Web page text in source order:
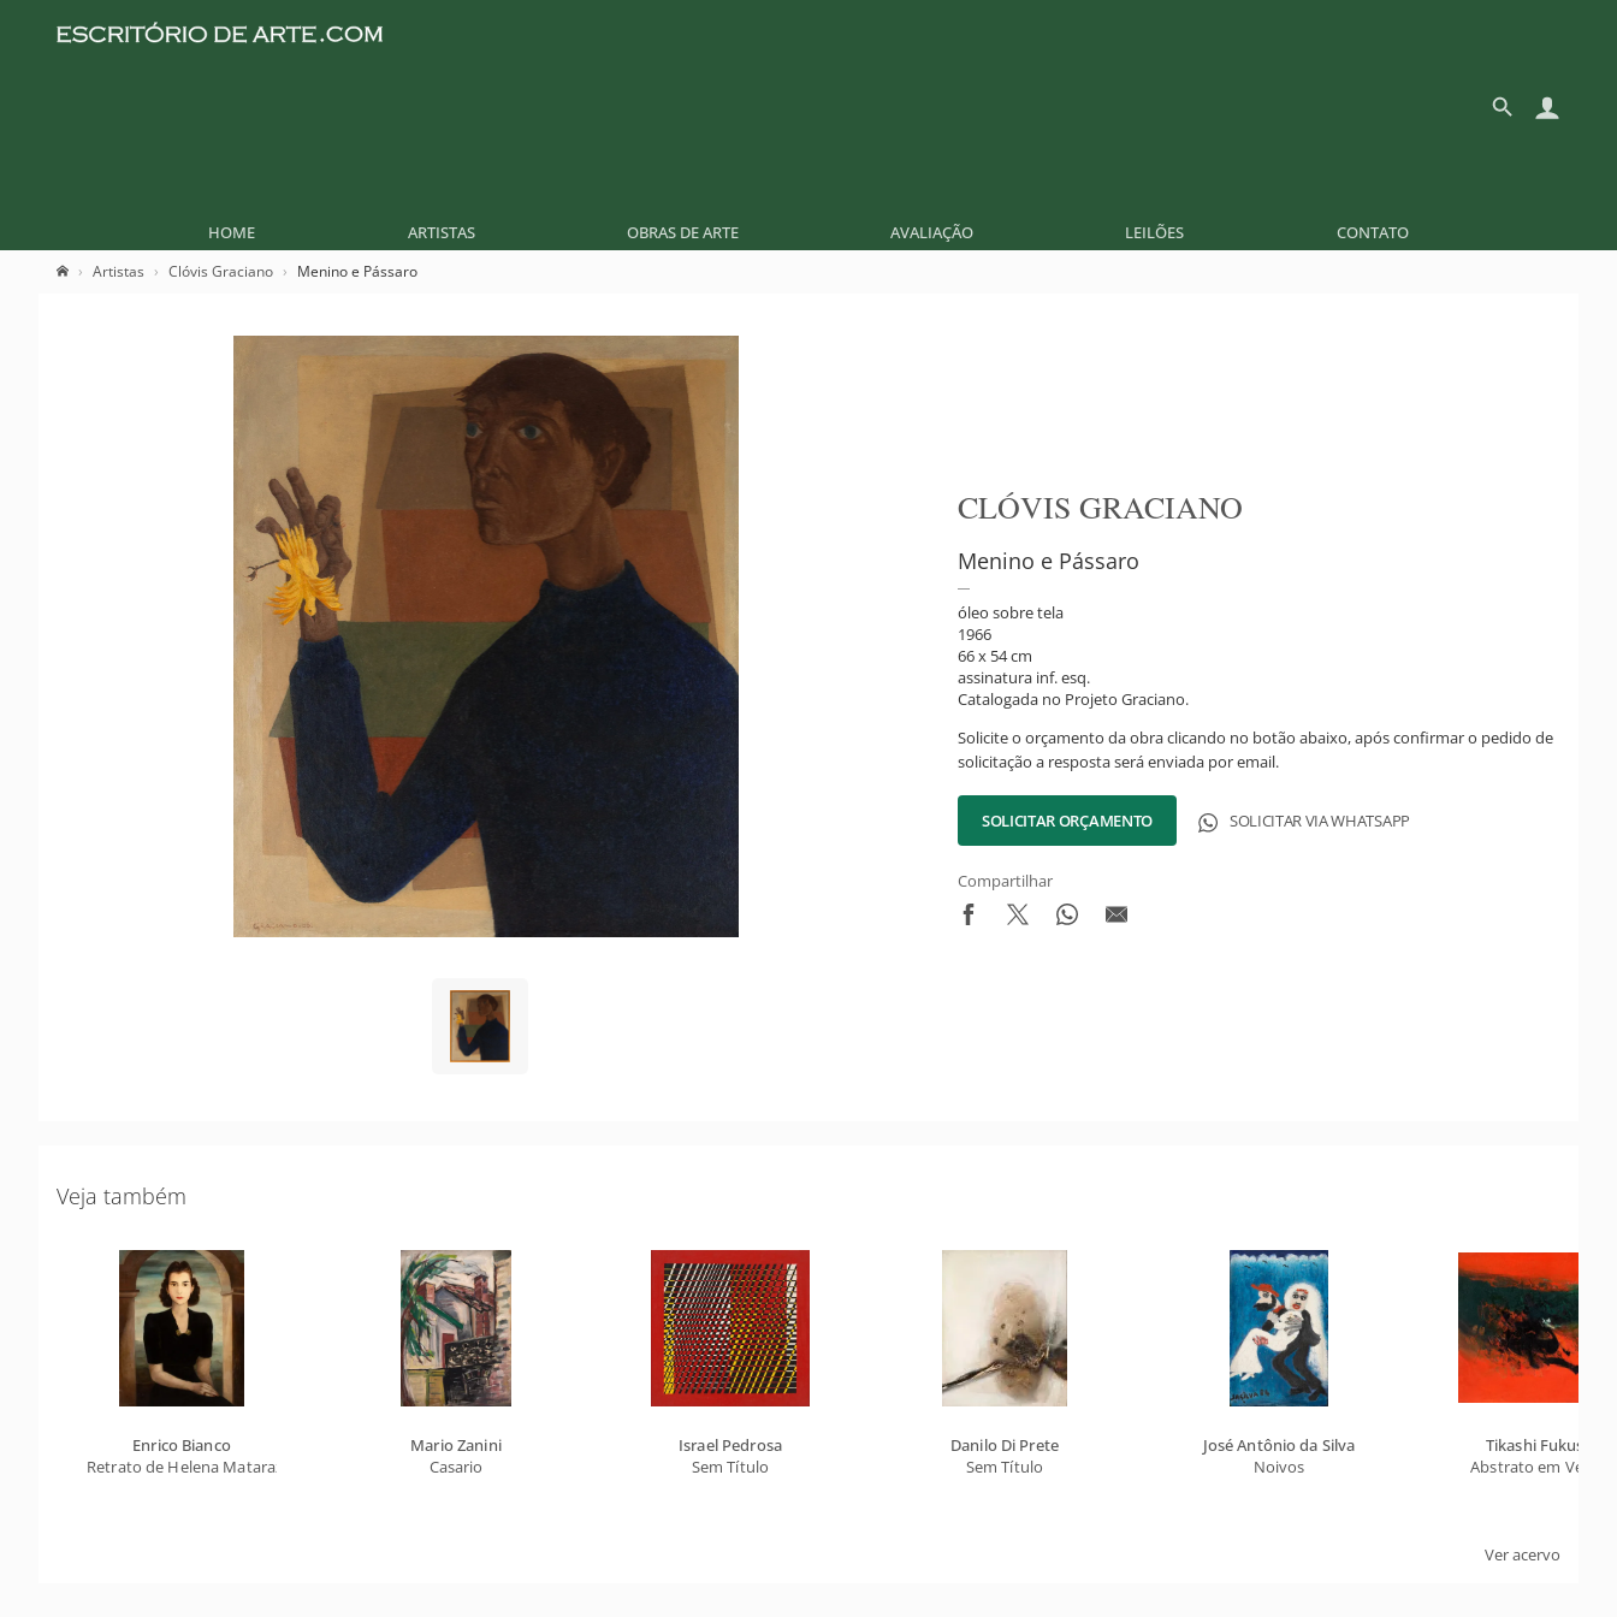
HOME ARTISTAS OBRAS DE ARTE AVALIAÇÃO LEILÕES CONTATO
Artistas Clóvis Graciano Menino e Pássaro
CLÓVIS GRACIANO
Menino e Pássaro
óleo sobre tela
1966
66 x 54 cm
assinatura inf. esq.
Catalogada no Projeto Graciano.
Solicite o orçamento da obra clicando no botão abaixo, após confirmar o pedido de
solicitação a resposta será enviada por email.
SOLICITAR ORÇAMENTO SOLICITAR VIA WHATSAPP
Compartilhar
Veja também
Enrico Bianco
Retrato de Helena Matarazzo Comenale
Mario Zanini
Casario
Israel Pedrosa
Sem Título
Danilo Di Prete
Sem Título
José Antônio da Silva
Noivos
Tikashi
Abstrato em
Ver acervo